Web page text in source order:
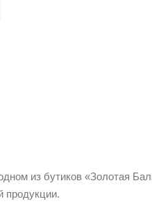
из бутиков «Золотая
продукции.